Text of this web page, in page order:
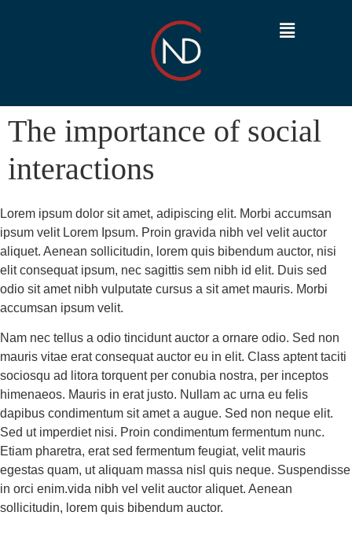
The importance of social
interactions
Lorem ipsum dolor sit amet, adipiscing elit. Morbi accumsan
ipsum velit Lorem Ipsum. Proin gravida nibh vel velit auctor
aliquet. Aenean sollicitudin, lorem quis bibendum auctor, nisi
elit consequat ipsum, nec sagittis sem nibh id elit. Duis sed
odio sit amet nibh vulputate cursus a sit amet mauris. Morbi
accumsan ipsum velit.
Nam nec tellus a odio tincidunt auctor a ornare odio. Sed non
mauris vitae erat consequat auctor eu in elit. Class aptent taciti
sociosqu ad litora torquent per conubia nostra, per inceptos
himenaeos. Mauris in erat justo. Nullam ac urna eu felis
dapibus condimentum sit amet a augue. Sed non neque elit.
Sed ut imperdiet nisi. Proin condimentum fermentum nunc.
Etiam pharetra, erat sed fermentum feugiat, velit mauris
egestas quam, ut aliquam massa nisl quis neque. Suspendisse
in orci enim.vida nibh vel velit auctor aliquet. Aenean
sollicitudin, lorem quis bibendum auctor.